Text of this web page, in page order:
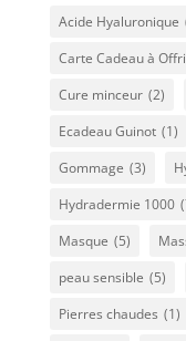
Acide Hyaluronique
Carte Cadeau à
Cure minceur (2)
Ecadeau Guinot (1)
Gommage (3)
Hydradermie 1000
Masque (5)
peau sensible (5)
Pierres chaudes (1)